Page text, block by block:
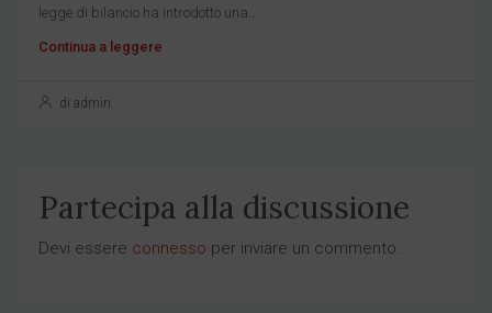
legge di bilancio ha introdotto una...
Continua a leggere
di admin
Partecipa alla discussione
Devi essere connesso per inviare un commento.